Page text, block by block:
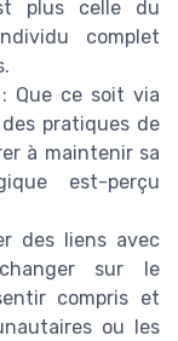
plus celle du
complet
: Que ce soit via
pratiques de
à maintenir sa
est-perçu
des liens avec
sur le
compris et
ou les